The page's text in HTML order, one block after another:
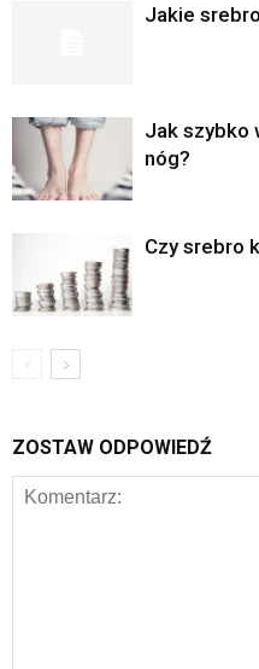
Jakie
Jak szybko
nóg?
Czy srebro
ZOSTAW ODPOWIEDŹ